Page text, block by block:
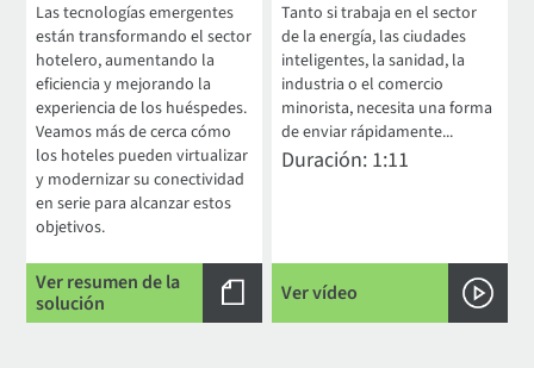
Las tecnologías emergentes
están transformando el sector
hotelero, aumentando la
eficiencia y mejorando la
experiencia de los huéspedes.
Veamos más de cerca cómo
los hoteles pueden virtualizar
y modernizar su conectividad
en serie para alcanzar estos
objetivos.
Ver resumen de la
solución
Tanto si trabaja en el sector
de la energía, las ciudades
inteligentes, la sanidad, la
industria o el comercio
minorista, necesita una forma
de enviar rápidamente...
Duración: 1:11
Ver vídeo